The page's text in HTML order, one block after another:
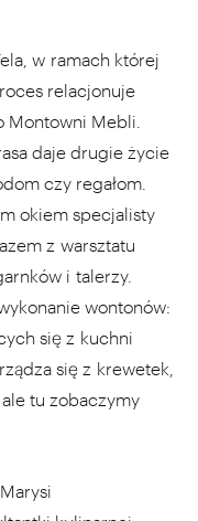
w ramach której
relacjonuje
Mebli.
daje drugie życie
czy regałom.
okiem specjalisty
z warsztatu
i talerzy.
wontonów:
się z kuchni
się z krewetek,
tu zobaczymy